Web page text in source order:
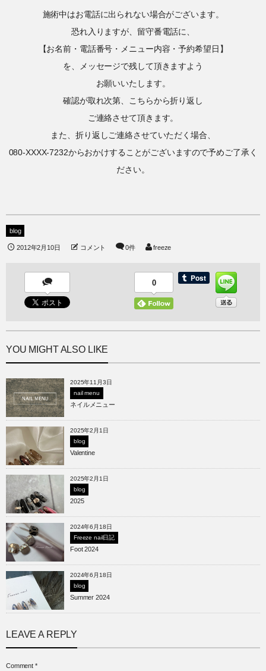
施術中はお電話に出られない場合がございます。
恐れ入りますが、留守番電話に、
【お名前・電話番号・メニュー内容・予約希望日】
を、メッセージで残して頂きますよう
お願いいたします。
確認が取れ次第、こちらから折り返し
ご連絡させて頂きます。
また、折り返しご連絡させていただく場合、
080-XXXX-7232からおかけすることがございますので予めご了承く
ださい。
blog
2012年2月10日 コメント 0件 freeze
0
YOU MIGHT ALSO LIKE
2025年11月3日
nail menu
ネイルメニュー
2025年2月1日
blog
Valentine
2025年2月1日
blog
2025
2024年6月18日
Freeze nail日記
Foot 2024
2024年6月18日
blog
Summer 2024
LEAVE A REPLY
Comment *